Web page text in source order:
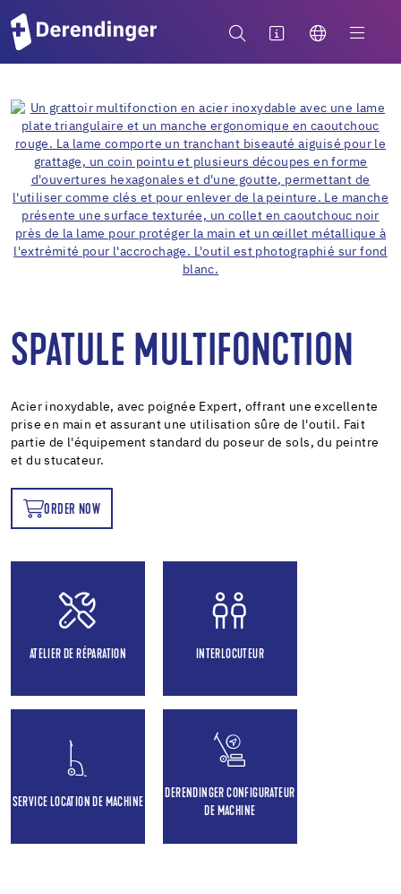
SPATULE MULTIFONCTION
Acier inoxydable, avec poignée Expert, offrant une excellente
prise en main et assurant une utilisation sûre de l'outil. Fait
partie de l'équipement standard du poseur de sols, du peintre
et du stucateur.
ORDER NOW
ATELIER DE RÉPARATION INTERLOCUTEUR
SERVICE LOCATION DE MACHINE
DERENDINGER CONFIGURATEUR
DE MACHINE